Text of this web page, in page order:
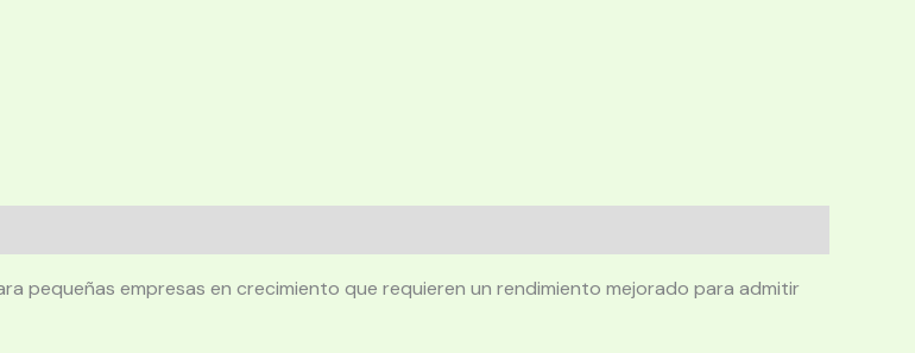
pequeñas empresas en crecimiento que requieren un rendimiento mejorado para admitir